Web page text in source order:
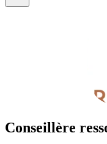
Conseillère